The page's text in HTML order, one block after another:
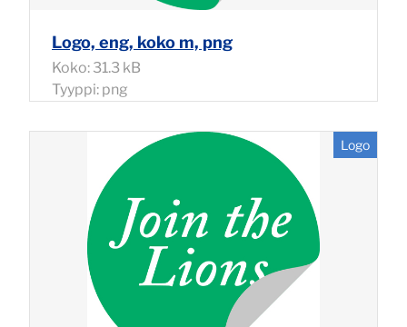
Logo, eng, koko m, png
Koko: 31.3 kB
Tyyppi: png
Logo